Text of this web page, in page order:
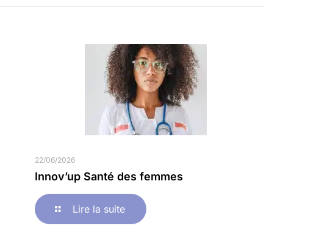
22/06/2026
Innov’up Santé des femmes
Lire la suite